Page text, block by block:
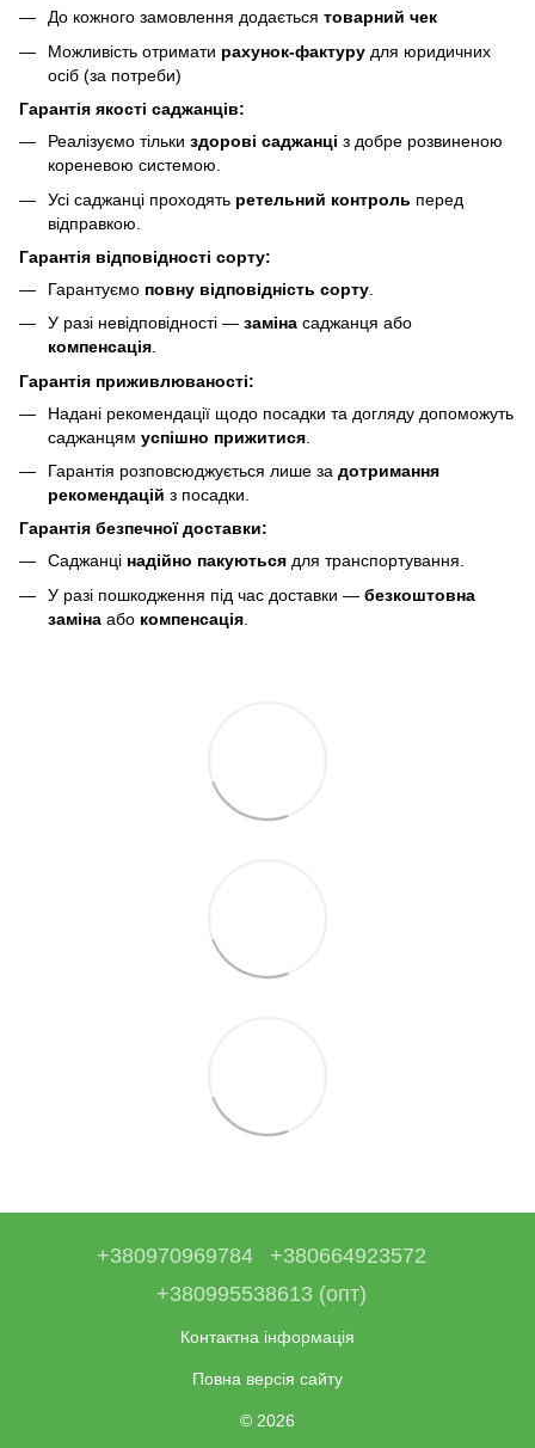
До кожного замовлення додається товарний чек
Можливість отримати рахунок-фактуру для юридичних
осіб (за потреби)
Гарантія якості саджанців:
Реалізуємо тільки здорові саджанці з добре розвиненою
кореневою системою.
Усі саджанці проходять ретельний контроль перед
відправкою.
Гарантія відповідності сорту:
Гарантуємо повну відповідність сорту
У разі невідповідності — заміна саджанця або
компенсація.
Гарантія приживлюваності:
Надані рекомендації щодо посадки та догляду допоможуть
саджанцям успішно прижитися
Гарантія розповсюджується лише за дотримання
рекомендацій з посадки.
Гарантія безпечної доставки:
Саджанці надійно пакуються для транспортування.
У разі пошкодження під час доставки — безкоштовна
заміна або компенсація
+380970969784
+380664923572
+380995538613 (опт)
Контактна інформація
Повна версія сайту
© 2026